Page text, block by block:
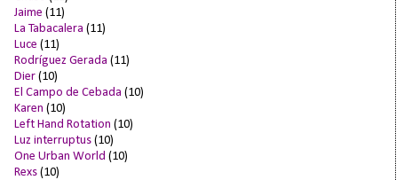
Jaime (11)
La Tabacalera (11)
Luce (11)
Rodríguez Gerada (11)
Dier (10)
El Campo de Cebada (10)
Karen (10)
Left Hand Rotation (10)
Luz interruptus (10)
One Urban World (10)
Rexs (10)